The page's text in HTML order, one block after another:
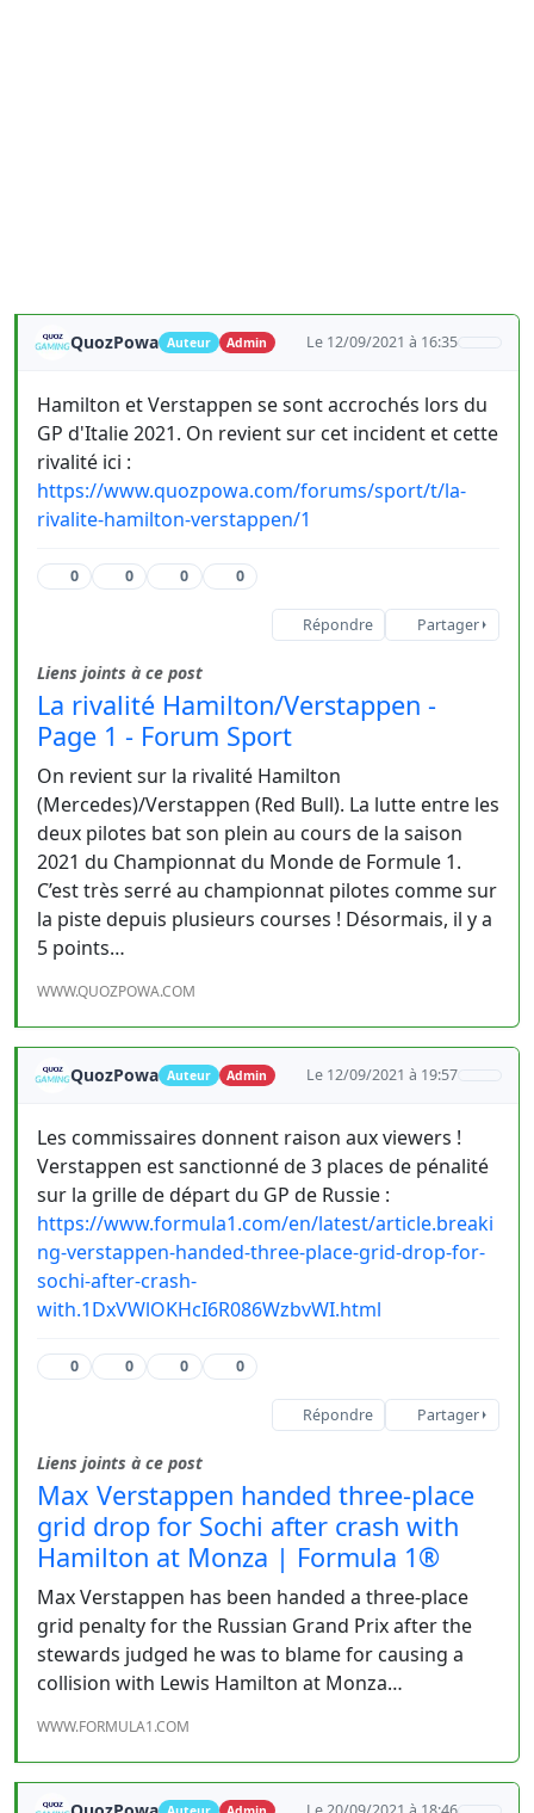
QuozPowa Auteur Admin Le 12/09/2021 à 16:35
Hamilton et Verstappen se sont accrochés lors du
GP d'Italie 2021. On revient sur cet incident et cette
rivalité ici :
https://www.quozpowa.com/forums/sport/t/la-
rivalite-hamilton-verstappen/1
0 0 0 0
Répondre Partager
Liens joints à ce post
La rivalité Hamilton/Verstappen -
Page 1 - Forum Sport
On revient sur la rivalité Hamilton
(Mercedes)/Verstappen (Red Bull). La lutte entre les
deux pilotes bat son plein au cours de la saison
2021 du Championnat du Monde de Formule 1.
C’est très serré au championnat pilotes comme sur
la piste depuis plusieurs courses ! Désormais, il y a
5 points…
WWW.QUOZPOWA.COM
QuozPowa Auteur Admin Le 12/09/2021 à 19:57
Les commissaires donnent raison aux viewers !
Verstappen est sanctionné de 3 places de pénalité
sur la grille de départ du GP de Russie :
https://www.formula1.com/en/latest/article.breaki
ng-verstappen-handed-three-place-grid-drop-for-
sochi-after-crash-
with.1DxVWlOKHcI6R086WzbvWI.html
0 0 0 0
Répondre Partager
Liens joints à ce post
Max Verstappen handed three-place
grid drop for Sochi after crash with
Hamilton at Monza | Formula 1®
Max Verstappen has been handed a three-place
grid penalty for the Russian Grand Prix after the
stewards judged he was to blame for causing a
collision with Lewis Hamilton at Monza…
WWW.FORMULA1.COM